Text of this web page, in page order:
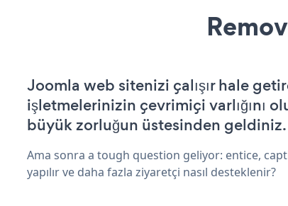
Joomla web sitenizi çalışır hale
işletmelerinizin çevrimiçi varlığını
büyük zorluğun üstesinden
Ama sonra a tough question geliyor: entice,
yapılır ve daha fazla ziyaretçi nasıl desteklenir?